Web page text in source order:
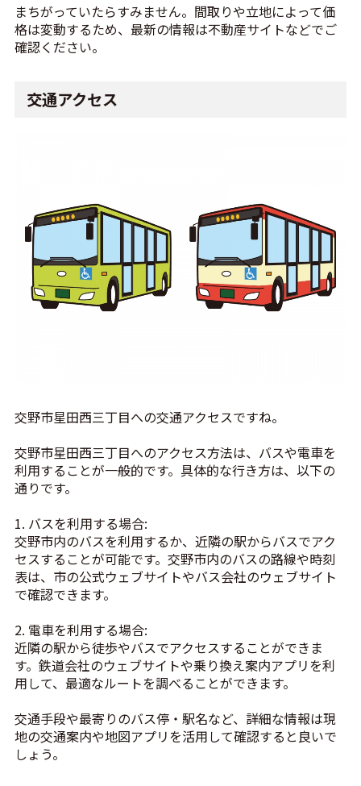
まちがっていたらすみません。間取りや立地によって価
格は変動するため、最新の情報は不動産サイトなどでご
確認ください。
交通アクセス
交野市星田西三丁目への交通アクセスですね。
交野市星田西三丁目へのアクセス方法は、バスや電車を
利用することが一般的です。具体的な行き方は、以下の
通りです。
1. バスを利用する場合:
交野市内のバスを利用するか、近隣の駅からバスでアク
セスすることが可能です。交野市内のバスの路線や時刻
表は、市の公式ウェブサイトやバス会社のウェブサイト
で確認できます。
2. 電車を利用する場合:
近隣の駅から徒歩やバスでアクセスすることができま
す。鉄道会社のウェブサイトや乗り換え案内アプリを利
用して、最適なルートを調べることができます。
交通手段や最寄りのバス停・駅名など、詳細な情報は現
地の交通案内や地図アプリを活用して確認すると良いで
しょう。